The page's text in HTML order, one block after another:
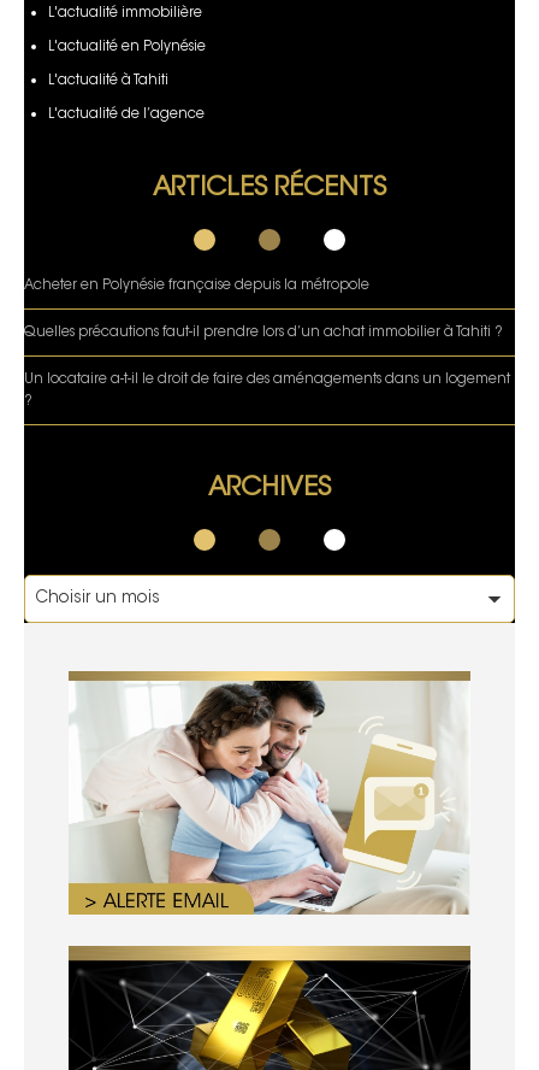
L'actualité immobilière
L'actualité en Polynésie
L'actualité à Tahiti
L'actualité de l’agence
ARTICLES RÉCENTS
Acheter en Polynésie française depuis la métropole
Quelles précautions faut-il prendre lors d’un achat immobilier à Tahiti ?
Un locataire a-t-il le droit de faire des aménagements dans un logement
?
ARCHIVES